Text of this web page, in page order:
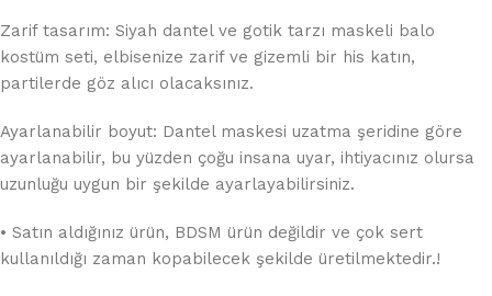
Zarif tasarım: Siyah dantel ve gotik tarzı maskeli balo
kostüm seti, elbisenize zarif ve gizemli bir his katın,
partilerde göz alıcı olacaksınız.
Ayarlanabilir boyut: Dantel maskesi uzatma şeridine göre
ayarlanabilir, bu yüzden çoğu insana uyar, ihtiyacınız olursa
uzunluğu uygun bir şekilde ayarlayabilirsiniz.
• Satın aldığınız ürün, BDSM ürün değildir ve çok sert
kullanıldığı zaman kopabilecek şekilde üretilmektedir.!